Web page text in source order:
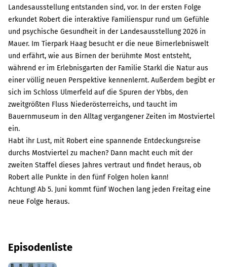
Landesausstellung entstanden sind, vor. In der ersten Folge
erkundet Robert die interaktive Familienspur rund um Gefühle
und psychische Gesundheit in der Landesausstellung 2026 in
Mauer. Im Tierpark Haag besucht er die neue Birnerlebniswelt
und erfährt, wie aus Birnen der berühmte Most entsteht,
während er im Erlebnisgarten der Familie Starkl die Natur aus
einer völlig neuen Perspektive kennenlernt. Außerdem begibt er
sich im Schloss Ulmerfeld auf die Spuren der Ybbs, den
zweitgrößten Fluss Niederösterreichs, und taucht im
Bauernmuseum in den Alltag vergangener Zeiten im Mostviertel
ein.
Habt ihr Lust, mit Robert eine spannende Entdeckungsreise
durchs Mostviertel zu machen? Dann macht euch mit der
zweiten Staffel dieses Jahres vertraut und findet heraus, ob
Robert alle Punkte in den fünf Folgen holen kann!
Achtung! Ab 5. Juni kommt fünf Wochen lang jeden Freitag eine
neue Folge heraus.
Episodenliste